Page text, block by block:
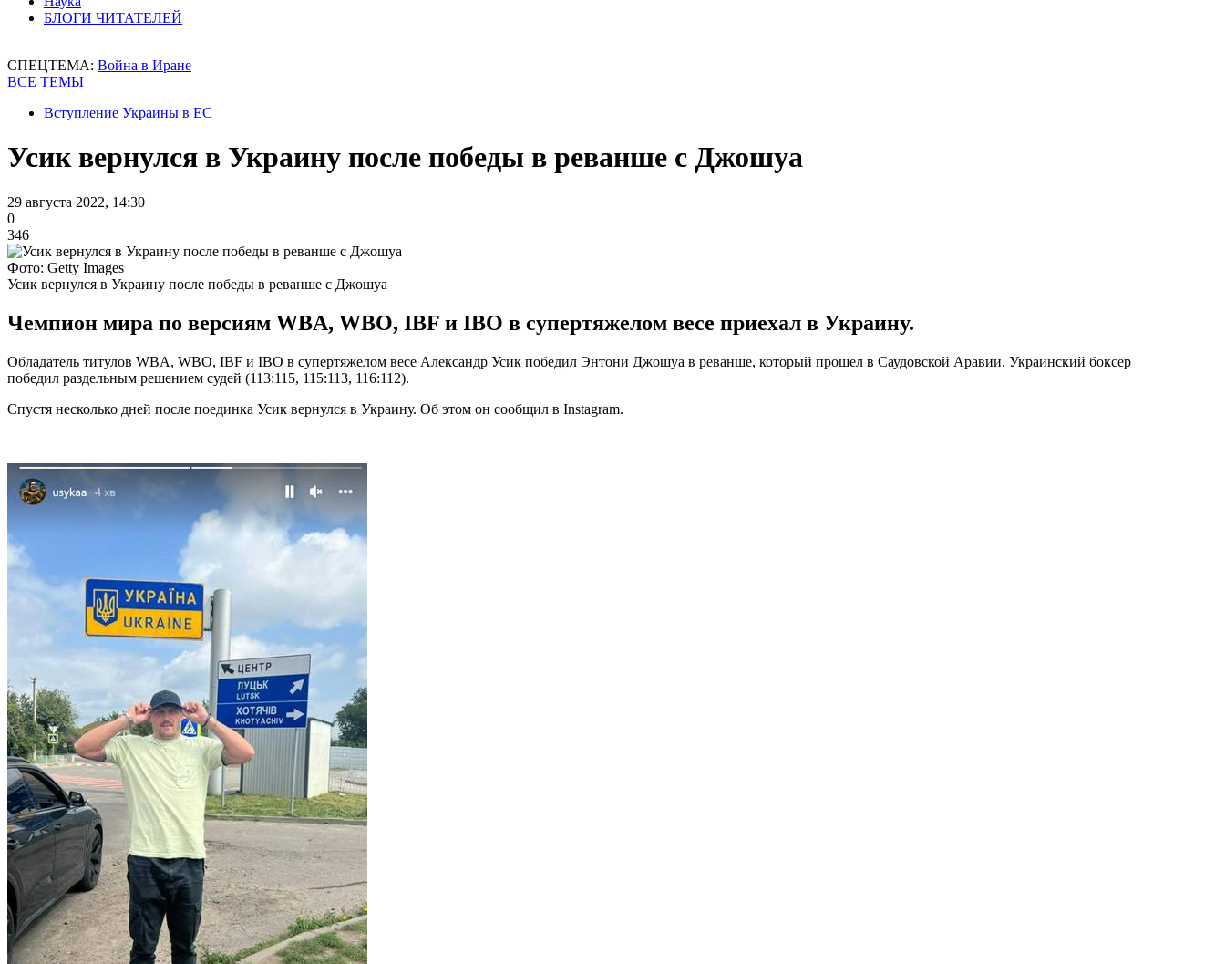
БЛОГИ ЧИТАТЕЛЕЙ
СПЕЦТЕМА: Война в Иране
ВСЕ ТЕМЫ
Вступление Украины в ЕС
Усик вернулся в Украину после победы в реванше с Джошуа
29 августа 2022, 14:30
0
346
Фото: Getty Images
Усик вернулся в Украину после победы в реванше с Джошуа
Чемпион мира по версиям WBA, WBO, IBF и IBO в супертяжелом весе приехал в Украину.
Обладатель титулов WBA, WBO, IBF и IBO в супертяжелом весе Александр Усик победил Энтони Джошуа в реванше, который прошел в Саудовской Аравии. Украинский боксер
победил раздельным решением судей (113:115, 115:113, 116:112).
Спустя несколько дней после поединка Усик вернулся в Украину. Об этом он сообщил в Instagram.